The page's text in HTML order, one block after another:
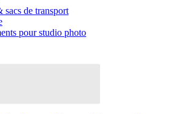
sacs de transport
pour studio photo